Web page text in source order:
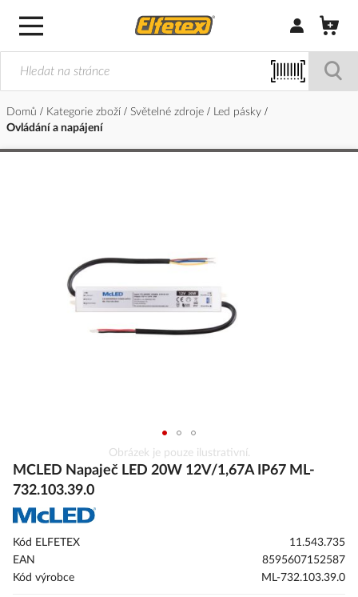
Přihlásit/
Domů Kategorie zboží Světelné zdroje
Led pásky
Ovládání a napájení
na
začátek
Obrázek je pouze ilustrativní.
MCLED Napaječ LED 20W 12V/1,67A IP67 ML-
732.103.39.0
Kód ELFETEX
11.543.735
EAN
8595607152587
Kód výrobce
ML-732.103.39.0